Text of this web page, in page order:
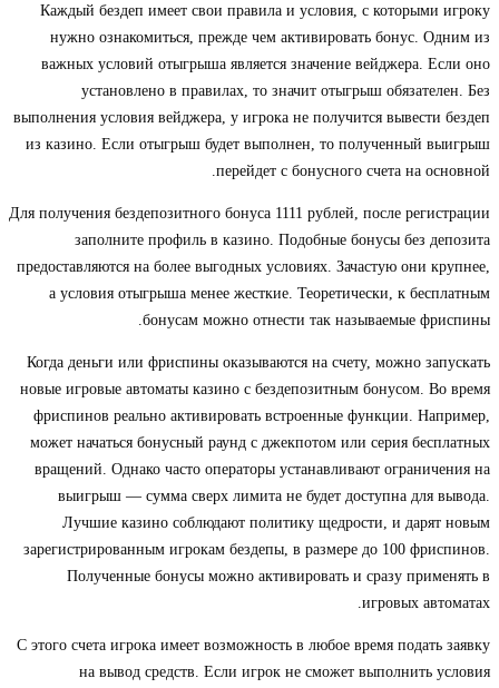
Каждый бездеп имеет свои правила и условия, с которыми игроку
нужно ознакомиться, прежде чем активировать бонус. Одним из
важных условий отыгрыша является значение вейджера. Если оно
установлено в правилах, то значит отыгрыш обязателен. Без
выполнения условия вейджера, у игрока не получится вывести бездеп
из казино. Если отыгрыш будет выполнен, то полученный выигрыш
перейдет с бонусного счета на основной.
Для получения бездепозитного бонуса 1111 рублей, после регистрации
заполните профиль в казино. Подобные бонусы без депозита
предоставляются на более выгодных условиях. Зачастую они крупнее,
а условия отыгрыша менее жесткие. Теоретически, к бесплатным
бонусам можно отнести так называемые фриспины.
Когда деньги или фриспины оказываются на счету, можно запускать
новые игровые автоматы казино с бездепозитным бонусом. Во время
фриспинов реально активировать встроенные функции. Например,
может начаться бонусный раунд с джекпотом или серия бесплатных
вращений. Однако часто операторы устанавливают ограничения на
выигрыш — сумма сверх лимита не будет доступна для вывода.
Лучшие казино соблюдают политику щедрости, и дарят новым
зарегистрированным игрокам бездепы, в размере до 100 фриспинов.
Полученные бонусы можно активировать и сразу применять в
игровых автоматах.
С этого счета игрока имеет возможность в любое время подать заявку
на вывод средств. Если игрок не сможет выполнить условия